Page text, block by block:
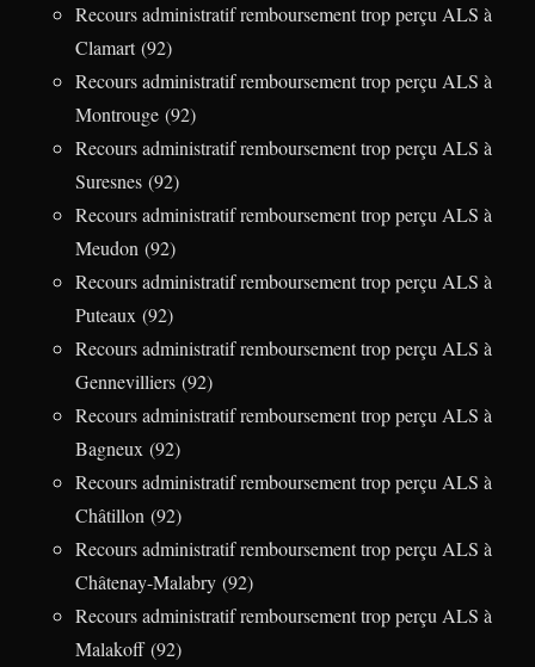
Recours administratif remboursement trop perçu ALS à
Clamart (92)
Recours administratif remboursement trop perçu ALS à
Montrouge (92)
Recours administratif remboursement trop perçu ALS à
Suresnes (92)
Recours administratif remboursement trop perçu ALS à
Meudon (92)
Recours administratif remboursement trop perçu ALS à
Puteaux (92)
Recours administratif remboursement trop perçu ALS à
Gennevilliers (92)
Recours administratif remboursement trop perçu ALS à
Bagneux (92)
Recours administratif remboursement trop perçu ALS à
Châtillon (92)
Recours administratif remboursement trop perçu ALS à
Châtenay-Malabry (92)
Recours administratif remboursement trop perçu ALS à
Malakoff (92)